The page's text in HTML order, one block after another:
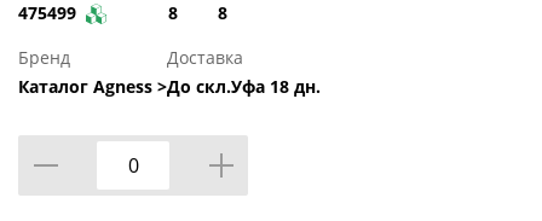
475499
8
8
Бренд
Каталог Agness >
Доставка
До скл.Уфа 18 дн.